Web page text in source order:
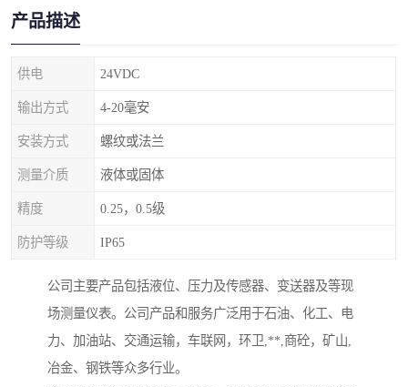
产品描述
供电 24VDC
输出方式 4-20毫安
安装方式 螺纹或法兰
测量介质 液体或固体
精度 0.25，0.5级
防护等级 IP65
公司主要产品包括液位、压力及传感器、变送器及等现
场测量仪表。公司产品和服务广泛用于石油、化工、电
力、加油站、交通运输，车联网，环卫,**,商砼，矿山,
冶金、钢铁等众多行业。